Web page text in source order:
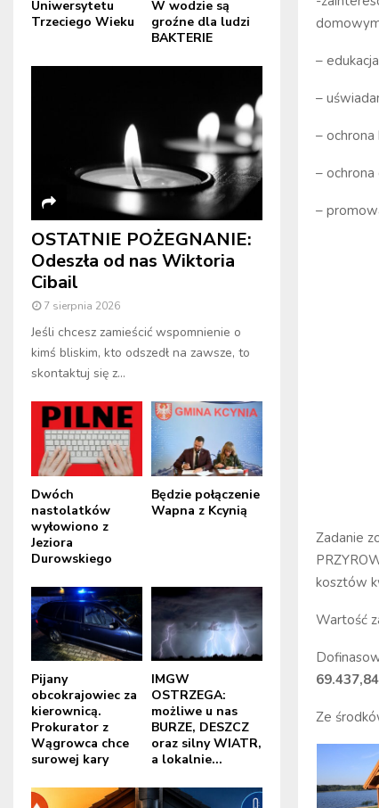
–
–
–
–
–
Zadanie
kosztów
Wartość
Ze
Uniwersytetu
Trzeciego Wieku
W wodzie są
groźne dla ludzi
BAKTERIE
OSTATNIE POŻEGNANIE:
Odeszła od nas Wiktoria
Cibail
7 sierpnia 2026
Jeśli chcesz zamieścić wspomnienie o
kimś bliskim, kto odszedł na zawsze, to
skontaktuj się z...
Dwóch
nastolatków
wyłowiono z
Jeziora
Durowskiego
Będzie połączenie
Wapna z Kcynią
Pijany
obcokrajowiec za
kierownicą.
Prokurator z
Wągrowca chce
surowej kary
IMGW
OSTRZEGA:
możliwe u nas
BURZE, DESZCZ
oraz silny WIATR,
a lokalnie...